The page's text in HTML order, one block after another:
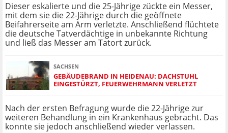
Dieser eskalierte und die 25-Jährige zückte ein Messer,
mit dem sie die 22-Jährige durch die geöffnete
Beifahrerseite am Arm verletzte. Anschließend flüchtete
die deutsche Tatverdächtige in unbekannte Richtung
und ließ das Messer am Tatort zurück.
SACHSEN
GEBÄUDEBRAND IN HEIDENAU: DACHSTUHL
EINGESTÜRZT, FEUERWEHRMANN VERLETZT
Nach der ersten Befragung wurde die 22-Jährige zur
weiteren Behandlung in ein Krankenhaus gebracht. Das
konnte sie jedoch anschließend wieder verlassen.